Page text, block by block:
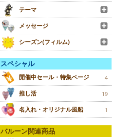
テーマ
メッセージ
シーズン(フィルム)
スペシャル
開催中セール・特集ページ 4
推し活 19
名入れ・オリジナル風船 1
バルーン関連商品